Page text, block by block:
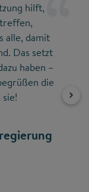
hilft,
alle, damit
Das setzt
haben –
die